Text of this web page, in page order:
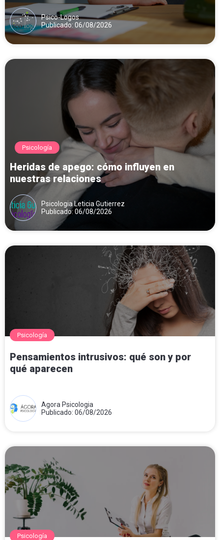
Psico-Logos
Publicado: 06/08/2026
Psicología
Heridas de apego: cómo influyen en
nuestras relaciones
Psicologia Leticia Gutierrez
Publicado: 06/08/2026
Psicología
Pensamientos intrusivos: qué son y por
qué aparecen
Agora Psicologia
Publicado: 06/08/2026
Psicología